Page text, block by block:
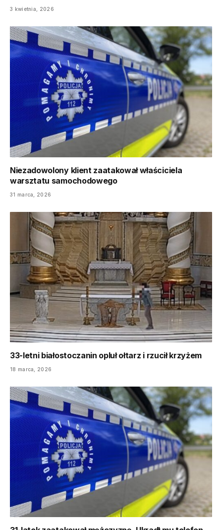
3 kwietnia, 2026
Niezadowolony klient zaatakował właściciela
warsztatu samochodowego
31 marca, 2026
33-letni białostoczanin opluł ołtarz i rzucił krzyżem
18 marca, 2026